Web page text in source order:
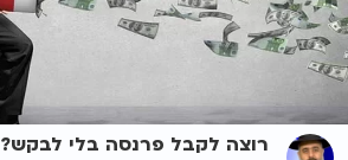
רוצה לקבל פרנסה בלי לבקש?